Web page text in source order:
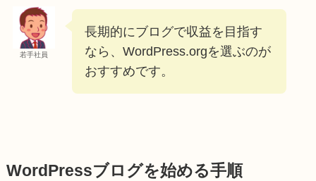
若手社員
長期的にブログで収益を目指す
なら、WordPress.orgを選ぶのが
おすすめです。
WordPressブログを始める手順